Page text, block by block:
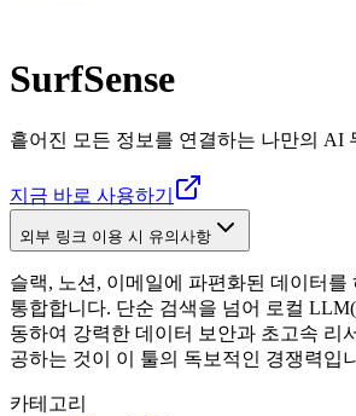
SurfSense
흩어진 모든 정보를 연결하는 나만의 AI
지금 바로 사용하기
외부 링크 이용 시 유의사항
슬랙, 노션, 이메일에 파편화된 데이터를
통합합니다. 단순 검색을 넘어 로컬
동하여 강력한 데이터 보안과 초고속 리
공하는 것이 이 툴의 독보적인 경쟁력입
카테고리